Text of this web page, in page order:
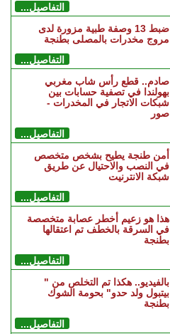
التفاصيل...
ضبط 13 وصفة طبية مزورة لدى
مروج مخدرات بالمصلى بطنجة
التفاصيل...
صادم.. قطع رأس شاب مغربي
بهولندا في تصفية حسابات بين
شبكات الاتجار في المخدرات -
صور
التفاصيل...
أمن طنجة يطيح بشخص متخصص
في النصب والاحتيال عن طريق
شبكة الانترنيت
التفاصيل...
هذا هو زعيم أخطر عصابة متخصصة
في السرقة بالخطف تم اعتقالها
بطنجة
التفاصيل...
بالفيديو.. هكذا تم التخلص من "
بيتبول ولد حدو" بحومة الشوك
بطنجة
التفاصيل...